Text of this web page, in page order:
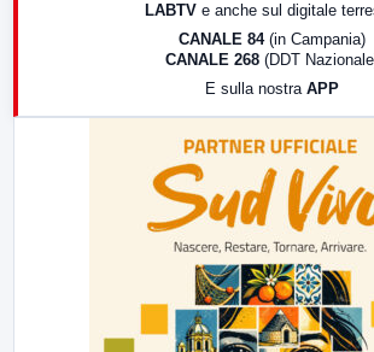
LABTV e anche sul digitale
CANALE 84 (in Campania)
CANALE 268 (DDT
E sulla nostra APP